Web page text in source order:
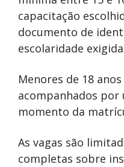
capacitação
documento de
escolaridade
Menores de 18
acompanhados por
momento da
As vagas são
completas sobre